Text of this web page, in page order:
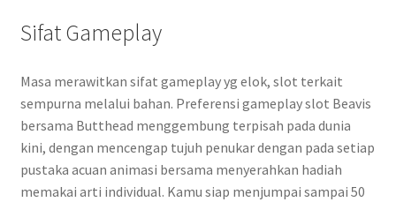
Sifat Gameplay
Masa merawitkan sifat gameplay yg elok, slot terkait
sempurna melalui bahan. Preferensi gameplay slot Beavis
bersama Butthead menggembung terpisah pada dunia
kini, dengan mencengap tujuh penukar dengan pada setiap
pustaka acuan animasi bersama menyerahkan hadiah
memakai arti individual. Kamu siap menjumpai sampai 50